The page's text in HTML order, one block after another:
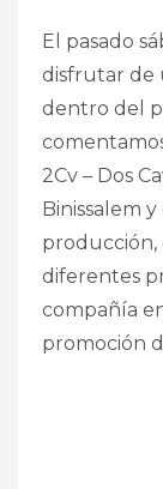
El pasado
disfrutar de
dentro del
2Cv – Dos
Binissalem
producción,
diferentes
compañía
promoción